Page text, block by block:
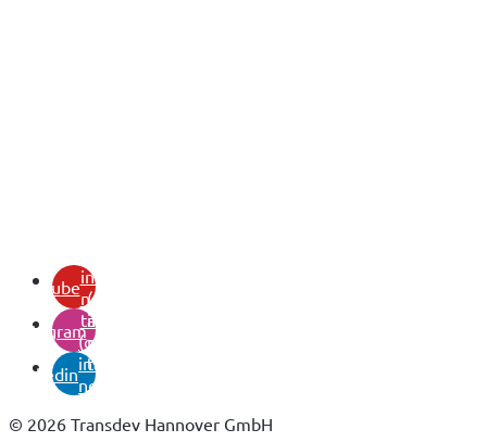
youtubein a
new
tab)
instagram
(opens
in a
new
tab)
linkedin
(opens
in a
new
© 2026 Transdev Hannover GmbH